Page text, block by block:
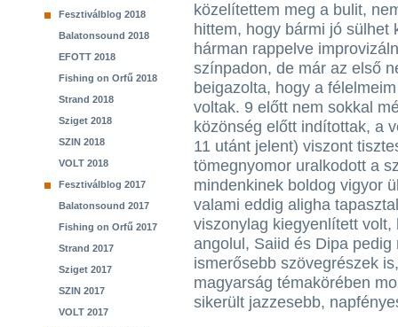
Fesztiválblog 2018
Balatonsound 2018
EFOTT 2018
Fishing on Orfű 2018
Strand 2018
Sziget 2018
SZIN 2018
VOLT 2018
Fesztiválblog 2017
Balatonsound 2017
Fishing on Orfű 2017
Strand 2017
Sziget 2017
SZIN 2017
VOLT 2017
közelítettem meg a bulit,
hittem, hogy bármi jó sülhet
hárman rappelve
színpadon, de már az első
beigazolta, hogy a
voltak. 9 előtt nem sokkal
közönség előtt indítottak, a
11 utánt jelent) viszont
tömegnyomor uralkodott a
mindenkinek boldog vigyor
valami eddig aligha
viszonylag kiegyenlített
angolul, Saiid és Dipa
ismerősebb szövegrészek
magyarság témakörében
sikerült jazzesebb,